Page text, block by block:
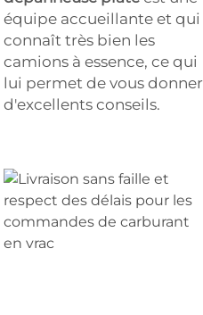
équipe accueillante et qui
connaît très bien les
camions à essence, ce qui
lui permet de vous donner
d'excellents conseils.